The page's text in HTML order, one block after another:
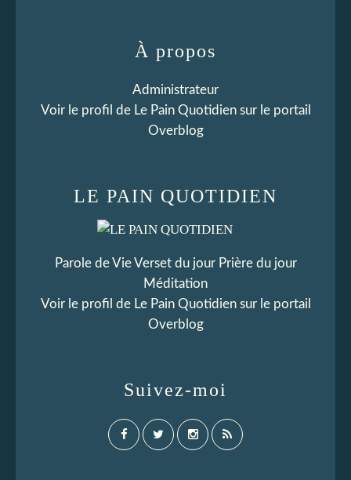
LE PAIN QUOTIDIEN
Parole de Vie Verset du jour Prière du jour
Méditation
Voir le profil de Le Pain Quotidiensur le portail
Overblog
Suivez-moi
À propos
Administrateur
Voir le profil de Le Pain Quotidiensur le portail
Overblog